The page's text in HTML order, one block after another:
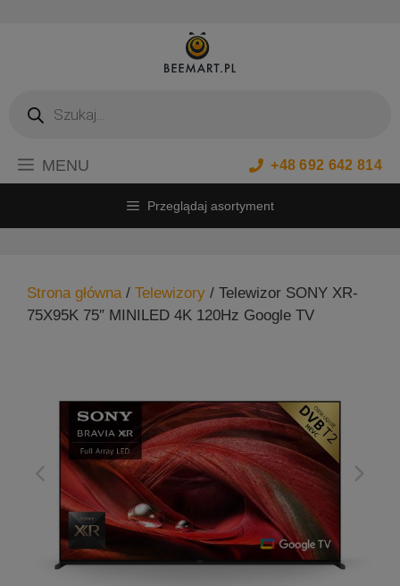
produktów
+48 692 642 814
MENU
Przeglądaj asortyment
Strona główna/ Telewizory / Telewizor SONY XR-
75X95K 75″ MINILED 4K 120Hz Google TV